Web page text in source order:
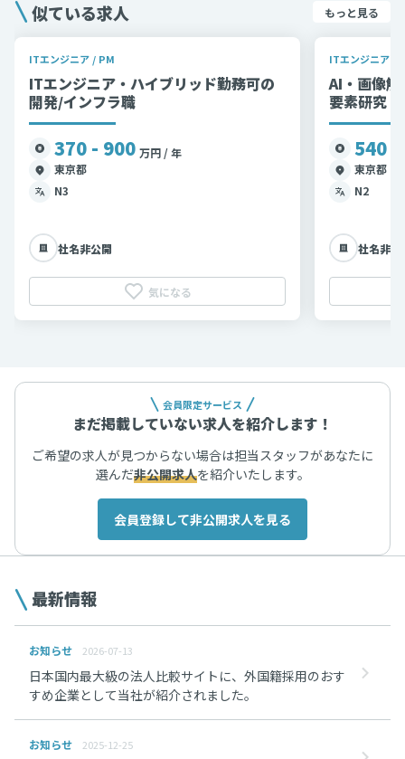
似ている求人 もっと見る
ITエンジニア / PM
ITエンジニア・ハイブリッド勤務可の
開発/インフラ職
370 - 900 万円 / 年
東京都
N3
社名非公開
気になる
ITエンジニア /
AI・画像
要素研究
540 -
東京都
N2
社名非公
会員限定サービス
まだ掲載していない求人を紹介します！
ご希望の求人が見つからない場合は担当スタッフがあなたに
選んだ非公開求人を紹介いたします。
会員登録して非公開求人を見る
最新情報
お知らせ 2026-07-13
日本国内最大級の法人比較サイトに、外国籍採用のおす
すめ企業として当社が紹介されました。
お知らせ 2025-12-25